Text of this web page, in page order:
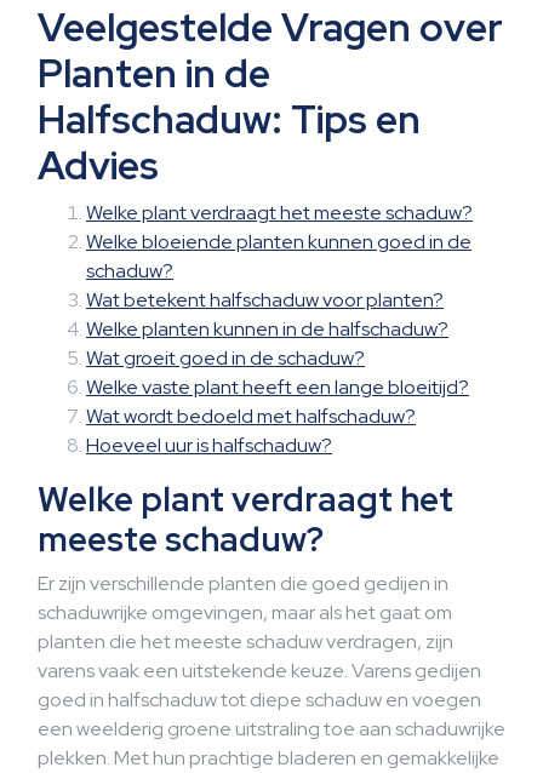
Veelgestelde Vragen over
Planten in de
Halfschaduw: Tips en
Advies
Welke plant verdraagt ​​het meeste schaduw?
Welke bloeiende planten kunnen goed in de
schaduw?
Wat betekent halfschaduw voor planten?
Welke planten kunnen in de halfschaduw?
Wat groeit goed in de schaduw?
Welke vaste plant heeft een lange bloeitijd?
Wat wordt bedoeld met halfschaduw?
Hoeveel uur is halfschaduw?
Welke plant verdraagt ​​het
meeste schaduw?
Er zijn verschillende planten die goed gedijen in
schaduwrijke omgevingen, maar als het gaat om
planten die het meeste schaduw verdragen, zijn
varens vaak een uitstekende keuze. Varens gedijen
goed in halfschaduw tot diepe schaduw en voegen
een weelderig groene uitstraling toe aan schaduwrijke
plekken. Met hun prachtige bladeren en gemakkelijke